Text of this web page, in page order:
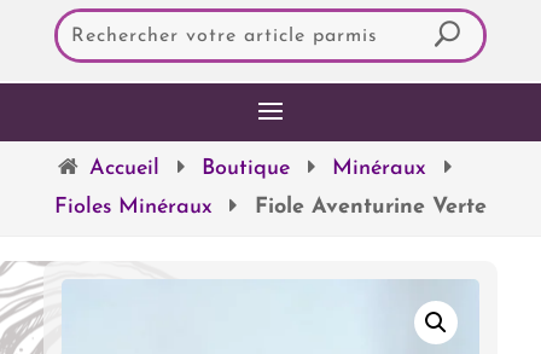
Accueil Boutique
Minéraux
Fioles Minéraux
Fiole Aventurine Verte